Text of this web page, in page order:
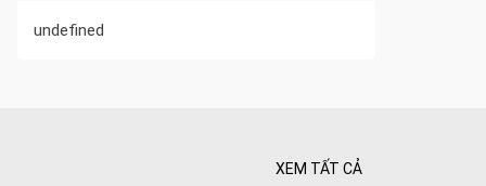
undefined
XEM TẤT CẢ